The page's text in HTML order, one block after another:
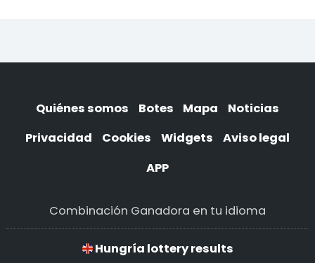
Quiénes somos Botes Mapa
Noticias
Privacidad
Cookies Widgets
Aviso legal
APP
Combinación Ganadora en tu idioma
Hungría lottery results